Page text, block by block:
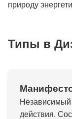
природу
Типы в
Независимый
действия.